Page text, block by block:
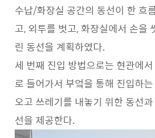
수납/화장실 공간의 동선이 한 흐
고, 외투를 벗고, 화장실에서 손을
린 동선을 계획하였다.
세 번째 진입 방법으로는 현관에
로 들어가서 부엌을 통해 진입하
오고 쓰레기를 내놓기 위한 동선
선을 제공한다.